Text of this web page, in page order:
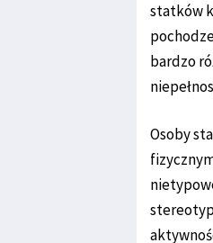
statków
bardzo
Osoby